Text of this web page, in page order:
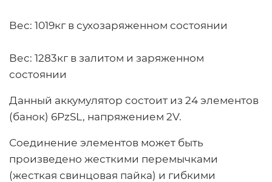
Вес: 1019кг в сухозаряженном состоянии
Вес: 1283кг в залитом и заряженном
состоянии
Данный аккумулятор состоит из 24 элементов
(банок) 6PzSL, напряжением 2V.
Соединение элементов может быть
произведено жесткими перемычками
(жесткая свинцовая пайка) и гибкими